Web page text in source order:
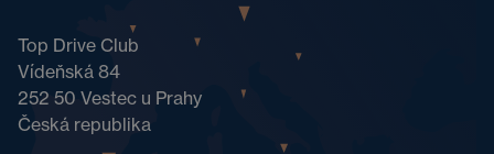
Top Drive Club
Vídeňská 84
252 50 Vestec u Prahy
Česká republika